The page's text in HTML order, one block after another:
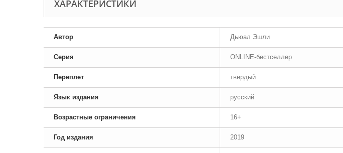
ХАРАКТЕРИСТИКИ
Автор Дьюал Эшли
Серия ONLINE-бестселлер
Переплет твердый
Язык издания русский
Возрастные ограничения 16+
Год издания 2019